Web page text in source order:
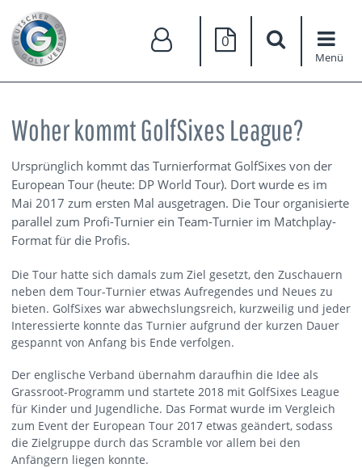
0
Menü
Woher kommt GolfSixes League?
Ursprünglich kommt das Turnierformat GolfSixes von der
European Tour (heute: DP World Tour). Dort wurde es im
Mai 2017 zum ersten Mal ausgetragen. Die Tour organisierte
parallel zum Profi-Turnier ein Team-Turnier im Matchplay-
Format für die Profis.
Die Tour hatte sich damals zum Ziel gesetzt, den Zuschauern
neben dem Tour-Turnier etwas Aufregendes und Neues zu
bieten. GolfSixes war abwechslungsreich, kurzweilig und jeder
Interessierte konnte das Turnier aufgrund der kurzen Dauer
gespannt von Anfang bis Ende verfolgen.
Der englische Verband übernahm daraufhin die Idee als
Grassroot-Programm und startete 2018 mit GolfSixes League
für Kinder und Jugendliche. Das Format wurde im Vergleich
zum Event der European Tour 2017 etwas geändert, sodass
die Zielgruppe durch das Scramble vor allem bei den
Anfängern liegen konnte.